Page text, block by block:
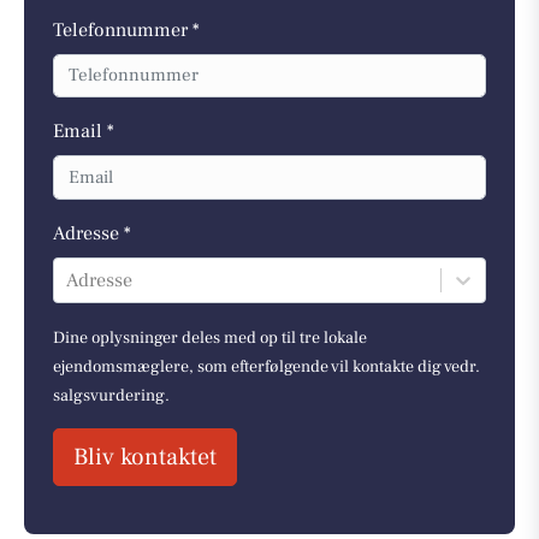
Telefonnummer *
Email *
Adresse *
Adresse
Dine oplysninger deles med op til tre lokale
ejendomsmæglere, som efterfølgende vil kontakte dig vedr.
salgsvurdering.
Bliv kontaktet